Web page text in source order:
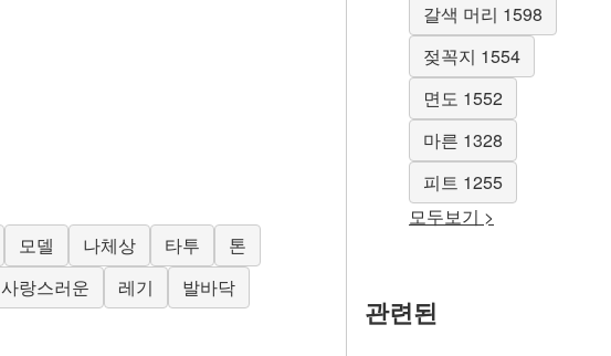
모델 나체상 타투
톤
사랑스러운 레기
발바닥
갈색 머리 1598
젖꼭지 1554
면도 1552
마른 1328
피트 1255
모두보기 >
관련된